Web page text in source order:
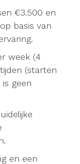
€3.500 en
basis van
week (4
(starten
geen
en een